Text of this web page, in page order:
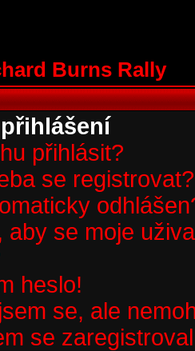
Burns Rally
přihlásit?
se registrovat?
se moje
heslo!
se, ale
se